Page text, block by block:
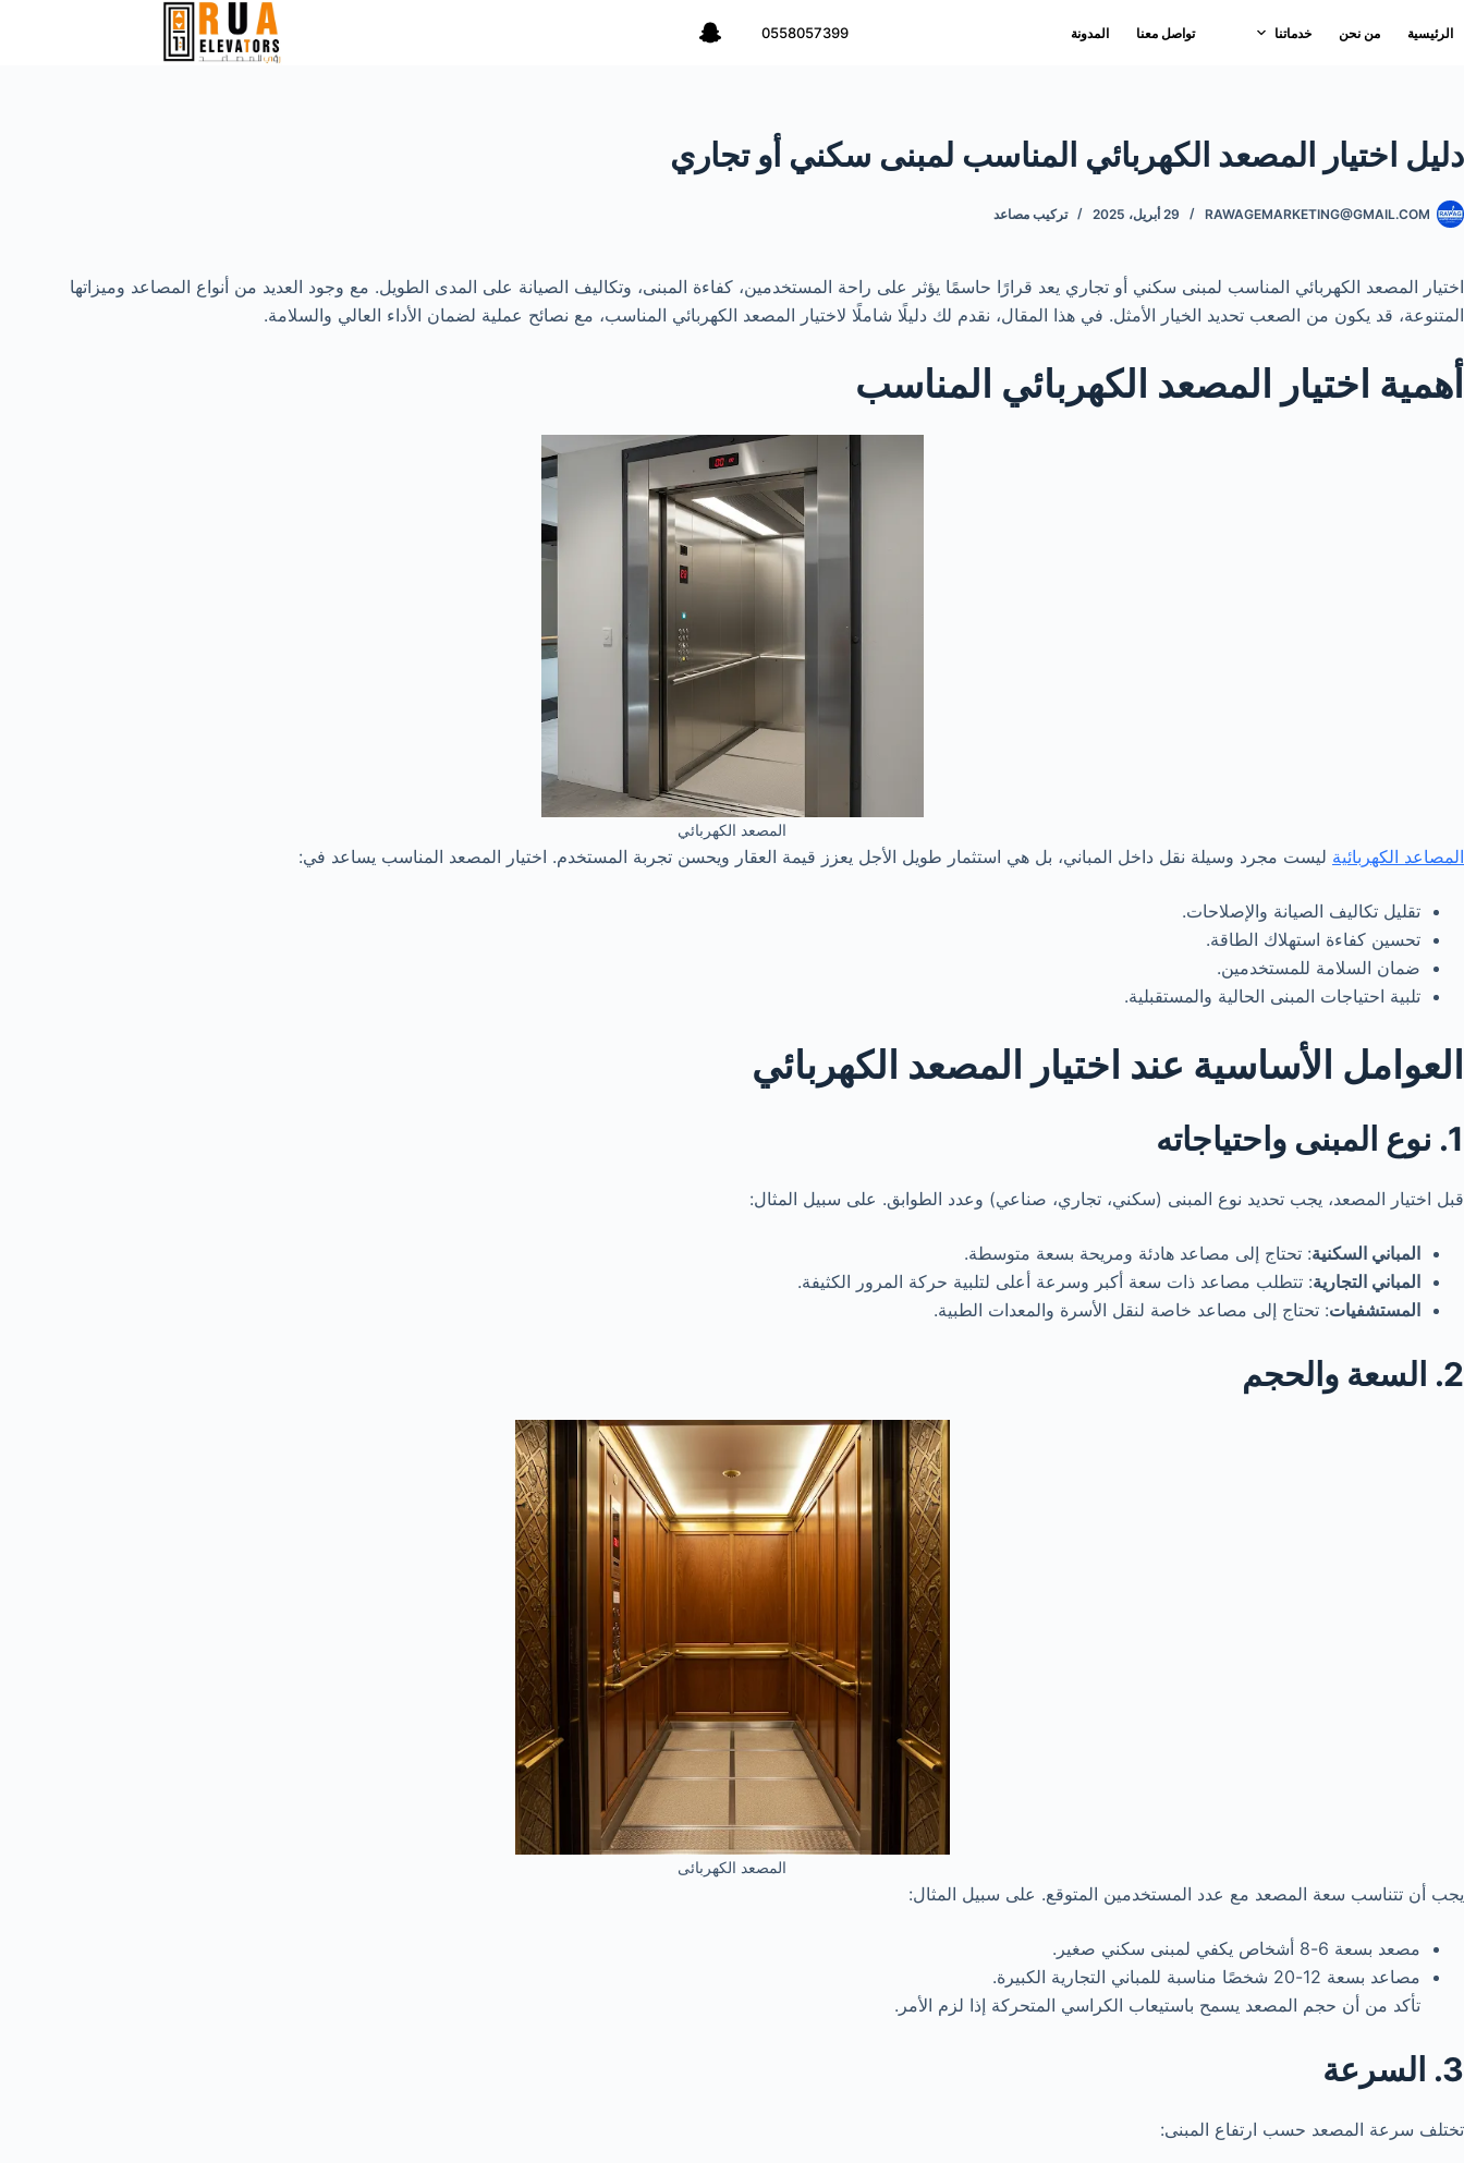
إلىالرئيسية من نحن خدماتنا تواصل معنا المدونة 0558057399
دليل اختيار المصعد الكهربائي المناسب لمبنى سكني أو تجاري
RAWAGEMARKETING@GMAIL.COM 29 أبريل، 2025 تركيب مصاعد
اختيار المصعد الكهربائي المناسب لمبنى سكني أو تجاري يعد قرارًا حاسمًا يؤثر على راحة المستخدمين، كفاءة المبنى، وتكاليف الصيانة على المدى الطويل. مع وجود العديد من أنواع المصاعد وميزاتها
المتنوعة، قد يكون من الصعب تحديد الخيار الأمثل. في هذا المقال، نقدم لك دليلًا شاملًا لاختيار المصعد الكهربائي المناسب، مع نصائح عملية لضمان الأداء العالي والسلامة.
أهمية اختيار المصعد الكهربائي المناسب
المصعد الكهربائي
المصاعد الكهربائية ليست مجرد وسيلة نقل داخل المباني، بل هي استثمار طويل الأجل يعزز قيمة العقار ويحسن تجربة المستخدم. اختيار المصعد المناسب يساعد في:
تقليل تكاليف الصيانة والإصلاحات.
تحسين كفاءة استهلاك الطاقة.
ضمان السلامة للمستخدمين.
تلبية احتياجات المبنى الحالية والمستقبلية.
العوامل الأساسية عند اختيار المصعد الكهربائي
1. نوع المبنى واحتياجاته
قبل اختيار المصعد، يجب تحديد نوع المبنى (سكني، تجاري، صناعي) وعدد الطوابق. على سبيل المثال:
المباني السكنية: تحتاج إلى مصاعد هادئة ومريحة بسعة متوسطة.
المباني التجارية: تتطلب مصاعد ذات سعة أكبر وسرعة أعلى لتلبية حركة المرور الكثيفة.
المستشفيات: تحتاج إلى مصاعد خاصة لنقل الأسرة والمعدات الطبية.
2. السعة والحجم
المصعد الكهربائى
يجب أن تتناسب سعة المصعد مع عدد المستخدمين المتوقع. على سبيل المثال:
مصعد بسعة 6-8 أشخاص يكفي لمبنى سكني صغير.
مصاعد بسعة 12-20 شخصًا مناسبة للمباني التجارية الكبيرة.
تأكد من أن حجم المصعد يسمح باستيعاب الكراسي المتحركة إذا لزم الأمر.
3. السرعة
تختلف سرعة المصعد حسب ارتفاع المبنى: